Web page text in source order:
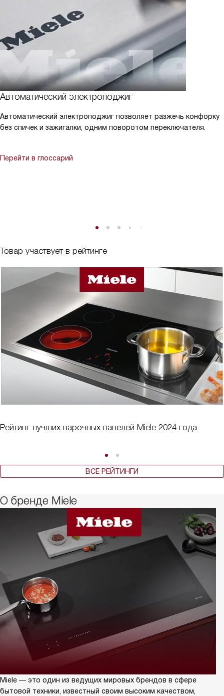
Товар участвует в рейтинге
Рейтинг лучших варочных панелей Miele 2024 года
ВСЕ РЕЙТИНГИ
Автоматический электроподжиг
Автоматический электроподжиг позволяет разжечь конфорку
без спичек и зажигалки, одним поворотом переключателя.
Перейти в глоссарий
О бренде Miele
Miele — это один из ведущих мировых брендов в сфере
бытовой техники, известный своим высоким качеством,